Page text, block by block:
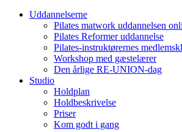
Uddannelserne
Pilates matwork uddannelsen
Pilates Reformer uddannelse
Pilates-instruktørernes
Workshop med gæstelærer
Den årlige RE-UNION-dag
Studio
Holdplan
Holdbeskrivelse
Priser
Kom godt i gang